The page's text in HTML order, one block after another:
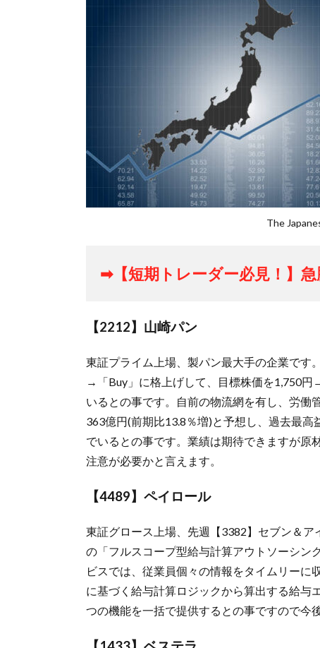
The
➡【短期トレーダー必見！】
【2212】山崎パン
東証プライム上場、製パン最大手の企業です
→「Buy」に格上げして、目標株価を1,750
いるとの事です。自前の物流網を有し、労働
363億円(前期比13.8％増)と予想し、過去最
でいるとの事です。業績は期待できますが原
注意が必要かと言えます。
【4489】ペイロール
東証グロース上場、先週【3382】セブン＆
の「フルスコープ型給与計算アウトソーシン
ビスでは、従業員個々の情報をタイムリー
に基づく給与計算ロジックから算出する給与
つの機能を一括で提供するとの事ですので今